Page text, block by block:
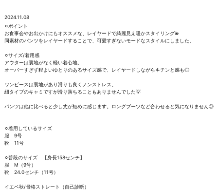
2024.11.08
⚪︎ポイント
お食事会やお出かけにもオススメな、レイヤードで綺麗見え暖かスタイリング💫
同素材のパンツをレイヤードすることで、可愛すぎないモードなスタイルにしました。
⚪︎サイズ/着用感
アウターは裏地がなく軽い着心地。
オーバーすぎず程よいゆとりのあるサイズ感で、レイヤードしながらキチンと感も◎
ワンピースは裏地があり滑りも良くノンストレス。
紐タイプのキャミですが滑り落ちることもありませんでした💡
パンツは他に比べると少し丈が短めに感じます。ロングブーツなど合わせると気になりません◎
⚪︎着用しているサイズ
服　9号
靴　11号
⚪︎普段のサイズ　【身長158センチ】
服　M（9号）
靴　24.0センチ（11号）
イエベ秋/骨格ストレート（自己診断）